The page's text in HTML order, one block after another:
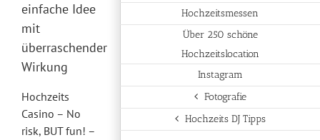
Hochzeitsmessen
Über 250 schöne
Hochzeitslocation
Instagram
Fotografie
Hochzeits DJ Tipps
einfache Idee
mit
überraschender
Wirkung
Hochzeits
Casino – No
risk, BUT fun! –